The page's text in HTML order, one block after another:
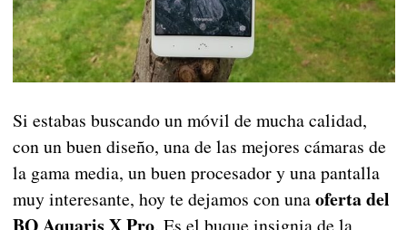
Si estabas buscando un móvil de mucha calidad,
con un buen diseño, una de las mejores cámaras de
la gama media, un buen procesador y una pantalla
muy interesante, hoy te dejamos con unaoferta del